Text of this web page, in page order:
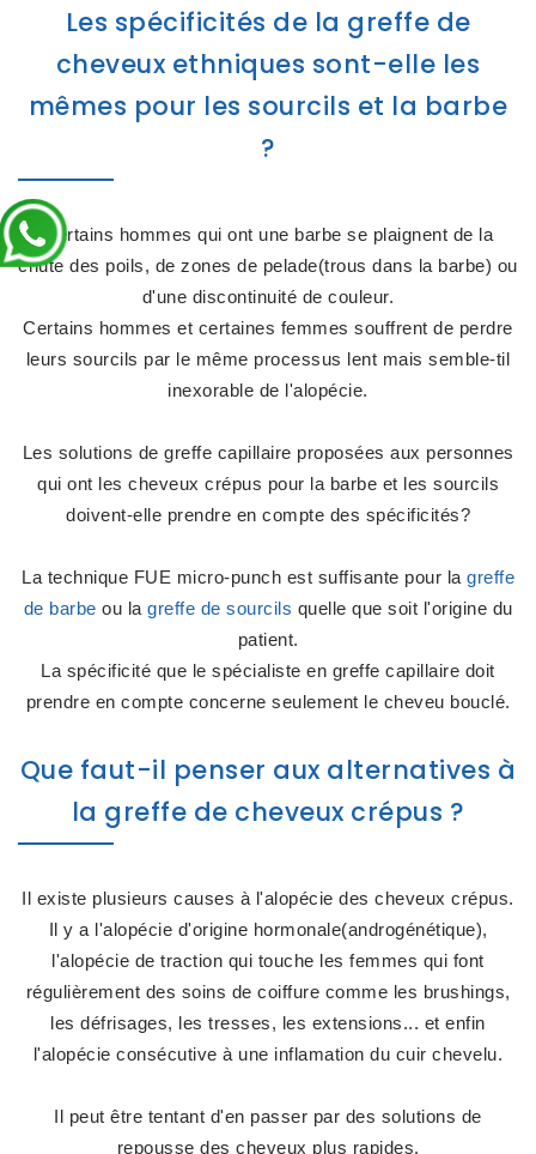
Les spécificités de la greffe de
cheveux ethniques sont-elle les
mêmes pour les sourcils et la barbe
?
Certains hommes qui ont une barbe se plaignent de la
chute des poils, de zones de pelade(trous dans la barbe) ou
d'une discontinuité de couleur.
Certains hommes et certaines femmes souffrent de perdre
leurs sourcils par le même processus lent mais semble-til
inexorable de l'alopécie.
Les solutions de greffe capillaire proposées aux personnes
qui ont les cheveux crépus pour la barbe et les sourcils
doivent-elle prendre en compte des spécificités?
La technique FUE micro-punch est suffisante pour la greffe
de barbe ou la greffe de sourcils quelle que soit l'origine du
patient.
La spécificité que le spécialiste en greffe capillaire doit
prendre en compte concerne seulement le cheveu bouclé.
Que faut-il penser aux alternatives à
la greffe de cheveux crépus ?
Il existe plusieurs causes à l'alopécie des cheveux crépus.
Il y a l'alopécie d'origine hormonale(androgénétique),
l'alopécie de traction qui touche les femmes qui font
régulièrement des soins de coiffure comme les brushings,
les défrisages, les tresses, les extensions... et enfin
l'alopécie consécutive à une inflamation du cuir chevelu.
Il peut être tentant d'en passer par des solutions de
repousse des cheveux plus rapides.